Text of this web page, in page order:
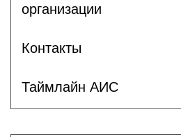
организации
Контакты
Таймлайн АИС